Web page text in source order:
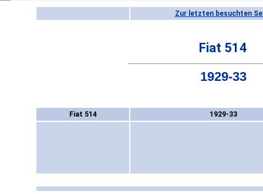
Zur letzten besuchten
Fiat 514
1929-33
Fiat 514 1929-33